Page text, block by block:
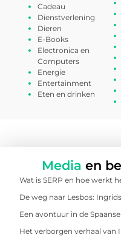
Cadeau
Dienstverlening
Dieren
E-Books
Electronica en
Computers
Energie
Entertainment
Eten en drinken
Media en
Wat is SERP en hoe werkt
De weg naar Lesbos:
Een avontuur in de
Het verborgen verhaal van